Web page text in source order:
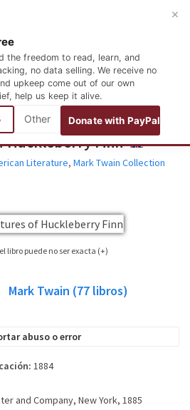
Español
the freedom to read, learn, and
no data selling. We receive no
upkeep come out of our own
help us keep it alive.
Donate with PayPal
×
Literature North American Literature
Huckleberry Finn ENGLISH
Literature, Mark Twain Collection
libro puede no ser exacta (+)
considere esta imagen tan sólo como una
Mark Twain (77 libros)
abuso o error
1884
and Company, New York, 1885